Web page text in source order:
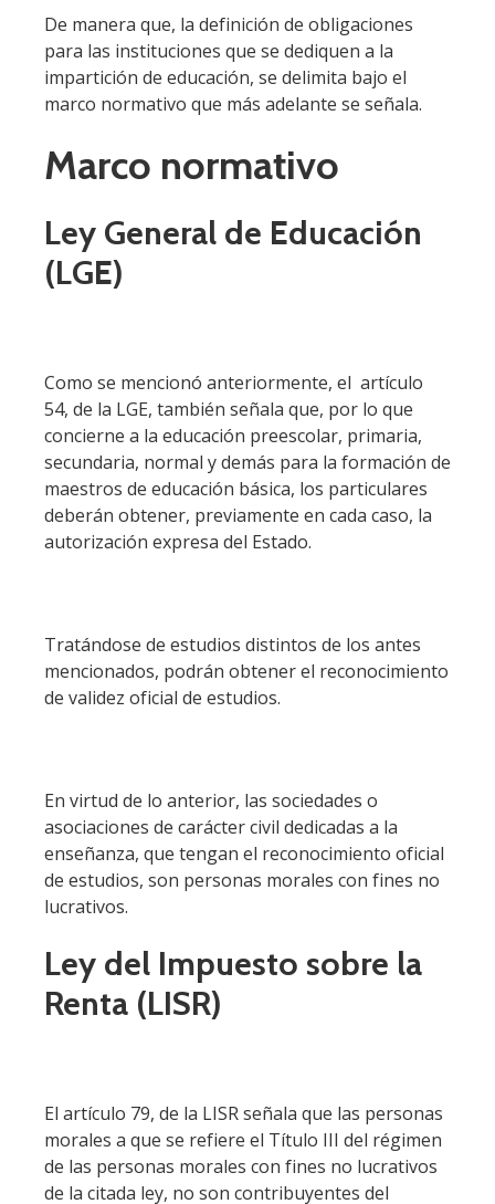
De manera que, la definición de obligaciones
para las instituciones que se dediquen a la
impartición de educación, se delimita bajo el
marco normativo que más adelante se señala.
Marco normativo
Ley General de Educación
(LGE)
Como se mencionó anteriormente, el artículo
54, de la LGE, también señala que, por lo que
concierne a la educación preescolar, primaria,
secundaria, normal y demás para la formación de
maestros de educación básica, los particulares
deberán obtener, previamente en cada caso, la
autorización expresa del Estado.
Tratándose de estudios distintos de los antes
mencionados, podrán obtener el reconocimiento
de validez oficial de estudios.
En virtud de lo anterior, las sociedades o
asociaciones de carácter civil dedicadas a la
enseñanza, que tengan el reconocimiento oficial
de estudios, son personas morales con fines no
lucrativos.
Ley del Impuesto sobre la
Renta (LISR)
El artículo 79, de la LISR señala que las personas
morales a que se refiere el Título III del régimen
de las personas morales con fines no lucrativos
de la citada ley, no son contribuyentes del